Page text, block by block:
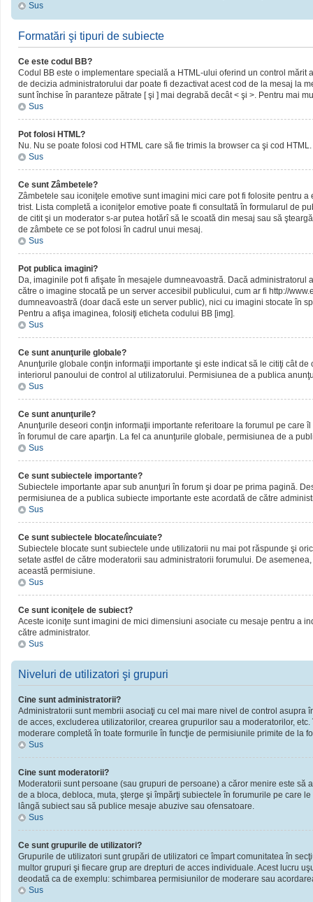
Sus
Formatări şi tipuri de subiecte
Ce este codul BB?
Codul BB este o implementare specială a HTML-ului oferind un control
de decizia administratorului dar poate fi dezactivat acest cod de la mesaj la
sunt închise în paranteze pătrate [ şi ] mai degrabă decât < şi >. Pentru mai
Sus
Pot folosi HTML?
Nu. Nu se poate folosi cod HTML care să fie trimis la browser ca şi cod
Sus
Ce sunt Zâmbetele?
Zâmbetele sau iconiţele emotive sunt imagini mici care pot fi folosite pentru
trist. Lista completă a iconiţelor emotive poate fi consultată în formularul de
de citit şi un moderator s-ar putea hotărî să le scoată din mesaj sau să
de zâmbete ce se pot folosi în cadrul unui mesaj.
Sus
Pot publica imagini?
Da, imaginile pot fi afişate în mesajele dumneavoastră. Dacă
către o imagine stocată pe un server accesibil publicului, cum ar fi http://
dumneavoastră (doar dacă este un server public), nici cu imagini stocate în
Pentru a afişa imaginea, folosiţi eticheta codului BB [img].
Sus
Ce sunt anunţurile globale?
Anunţurile globale conţin informaţii importante şi este indicat să le citiţi cât
interiorul panoului de control al utilizatorului. Permisiunea de a publica
Sus
Ce sunt anunţurile?
Anunţurile deseori conţin informaţii importante referitoare la forumul pe care
în forumul de care aparţin. La fel ca anunţurile globale, permisiunea de a
Sus
Ce sunt subiectele importante?
Subiectele importante apar sub anunţuri în forum şi doar pe prima pagină.
permisiunea de a publica subiecte importante este acordată de către
Sus
Ce sunt subiectele blocate/încuiate?
Subiectele blocate sunt subiectele unde utilizatorii nu mai pot răspunde şi
setate astfel de către moderatorii sau administratorii forumului. De
această permisiune.
Sus
Ce sunt iconiţele de subiect?
Aceste iconiţe sunt imagini de mici dimensiuni asociate cu mesaje pentru a
către administrator.
Sus
Niveluri de utilizatori şi grupuri
Cine sunt administratorii?
Administratorii sunt membrii asociaţi cu cel mai mare nivel de control
de acces, excluderea utilizatorilor, crearea grupurilor sau a moderatorilor,
moderare completă în toate formurile în funcţie de permisiunile primite de la
Sus
Cine sunt moderatorii?
Moderatorii sunt persoane (sau grupuri de persoane) a căror menire este
de a bloca, debloca, muta, şterge şi împărţi subiectele în forumurile pe care
lângă subiect sau să publice mesaje abuzive sau ofensatoare.
Sus
Ce sunt grupurile de utilizatori?
Grupurile de utilizatori sunt grupări de utilizatori ce împart comunitatea în
multor grupuri şi fiecare grup are drepturi de acces individuale. Acest lucru
deodată ca de exemplu: schimbarea permisiunilor de moderare sau
Sus